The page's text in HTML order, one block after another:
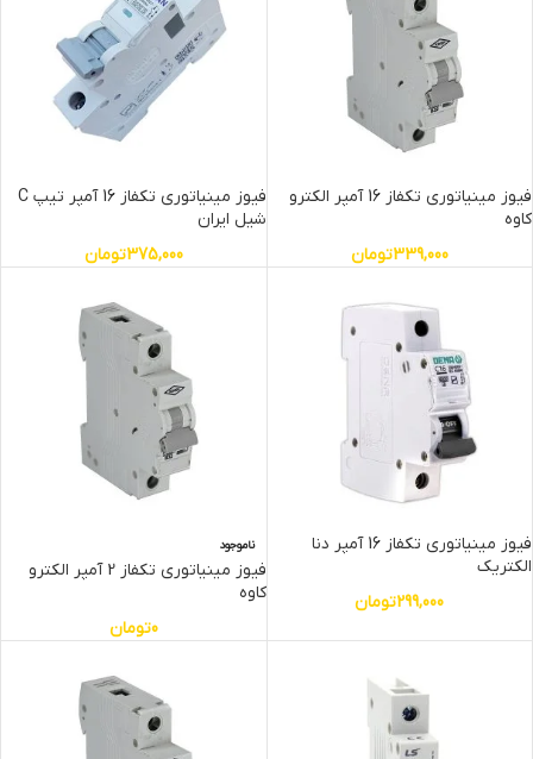
فیوز مینیاتوری تکفاز 16 آمپر الکترو
کاوه
339,000تومان
فیوز مینیاتوری تکفاز 16 آمپر تیپ C
شیل ایران
375,000تومان
فیوز مینیاتوری تکفاز 16 آمپر دنا
الکتریک
299,000تومان
ناموجود
فیوز مینیاتوری تکفاز 2 آمپر الکترو
کاوه
0تومان